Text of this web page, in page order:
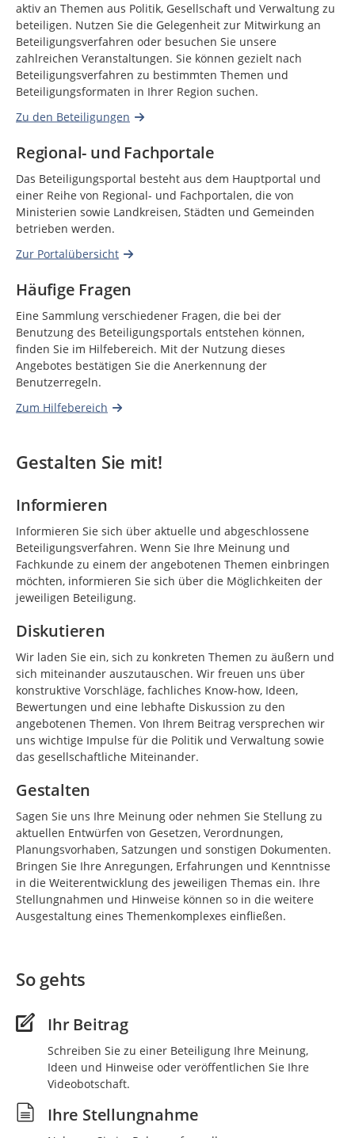
aktiv an Themen aus Politik, Gesellschaft und Verwaltung zu
beteiligen. Nutzen Sie die Gelegenheit zur Mitwirkung an
Beteiligungsverfahren oder besuchen Sie unsere
zahlreichen Veranstaltungen. Sie können gezielt nach
Beteiligungsverfahren zu bestimmten Themen und
Beteiligungsformaten in Ihrer Region suchen.
Zu den Beteiligungen
Regional- und Fachportale
Das Beteiligungsportal besteht aus dem Hauptportal und
einer Reihe von Regional- und Fachportalen, die von
Ministerien sowie Landkreisen, Städten und Gemeinden
betrieben werden.
Zur Portalübersicht
Häufige Fragen
Eine Sammlung verschiedener Fragen, die bei der
Benutzung des Beteiligungsportals entstehen können,
finden Sie im Hilfebereich. Mit der Nutzung dieses
Angebotes bestätigen Sie die Anerkennung der
Benutzerregeln.
Zum Hilfebereich
Gestalten Sie mit!
Informieren
Informieren Sie sich über aktuelle und abgeschlossene
Beteiligungsverfahren. Wenn Sie Ihre Meinung und
Fachkunde zu einem der angebotenen Themen einbringen
möchten, informieren Sie sich über die Möglichkeiten der
jeweiligen Beteiligung.
Diskutieren
Wir laden Sie ein, sich zu konkreten Themen zu äußern und
sich miteinander auszutauschen. Wir freuen uns über
konstruktive Vorschläge, fachliches Know-how, Ideen,
Bewertungen und eine lebhafte Diskussion zu den
angebotenen Themen. Von Ihrem Beitrag versprechen wir
uns wichtige Impulse für die Politik und Verwaltung sowie
das gesellschaftliche Miteinander.
Gestalten
Sagen Sie uns Ihre Meinung oder nehmen Sie Stellung zu
aktuellen Entwürfen von Gesetzen, Verordnungen,
Planungsvorhaben, Satzungen und sonstigen Dokumenten.
Bringen Sie Ihre Anregungen, Erfahrungen und Kenntnisse
in die Weiterentwicklung des jeweiligen Themas ein. Ihre
Stellungnahmen und Hinweise können so in die weitere
Ausgestaltung eines Themenkomplexes einfließen.
So gehts
Ihr Beitrag
Schreiben Sie zu einer Beteiligung Ihre Meinung,
Ideen und Hinweise oder veröffentlichen Sie Ihre
Videobotschaft.
Ihre Stellungnahme